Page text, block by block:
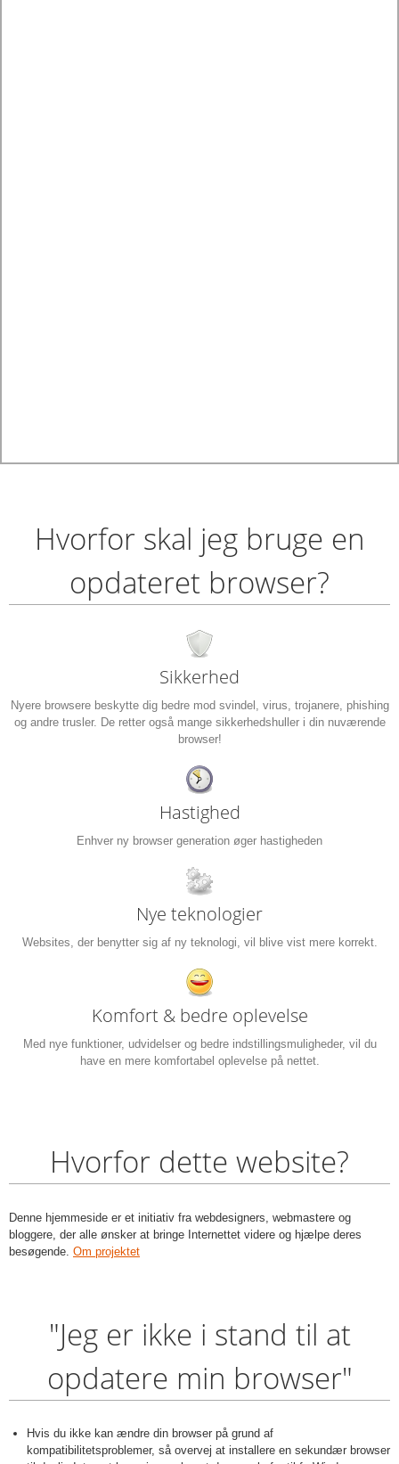
Hvorfor skal jeg bruge en
opdateret browser?
Sikkerhed
Nyere browsere beskytte dig bedre mod svindel, virus, trojanere, phishing
og andre trusler. De retter også mange sikkerhedshuller i din nuværende
browser!
Hastighed
Enhver ny browser generation øger hastigheden
Nye teknologier
Websites, der benytter sig af ny teknologi, vil blive vist mere korrekt.
Komfort & bedre oplevelse
Med nye funktioner, udvidelser og bedre indstillingsmuligheder, vil du
have en mere komfortabel oplevelse på nettet.
Hvorfor dette website?
Denne hjemmeside er et initiativ fra webdesigners, webmastere og
bloggere, der alle ønsker at bringe Internettet videre og hjælpe deres
besøgende. Om projektet
"Jeg er ikke i stand til at
opdatere min browser"
Hvis du ikke kan ændre din browser på grund af
kompatibilitetsproblemer, så overvej at installere en sekundær browser